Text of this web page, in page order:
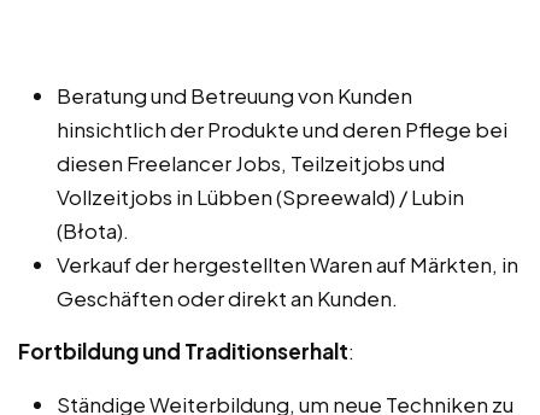
Beratung und Betreuung von Kunden
hinsichtlich der Produkte und deren Pflege bei
diesen Freelancer Jobs, Teilzeitjobs und
Vollzeitjobs in Lübben (Spreewald) / Lubin
(Błota).
Verkauf der hergestellten Waren auf Märkten, in
Geschäften oder direkt an Kunden.
Fortbildung und Traditionserhalt:
Ständige Weiterbildung, um neue Techniken zu